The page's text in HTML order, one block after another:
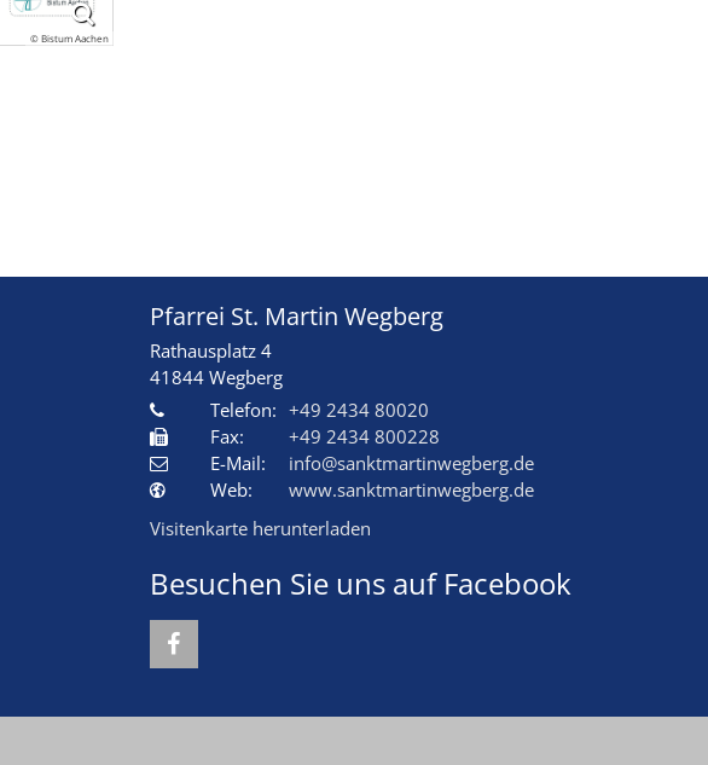
© Bistum Aachen
Pfarrei St. Martin Wegberg
Rathausplatz 4
41844 Wegberg
Telefon: +49 2434 80020
Fax:
+49 2434 800228
E-Mail:
info@sanktmartinwegberg.de
Web:
www.sanktmartinwegberg.de
Visitenkarte herunterladen
Besuchen Sie uns auf Facebook